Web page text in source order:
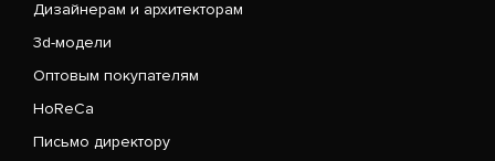
Дизайнерам и архитекторам
3d-модели
Оптовым покупателям
HoReCa
Письмо директору